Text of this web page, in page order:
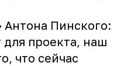
Антона Пинского:
проекта, наш
что сейчас